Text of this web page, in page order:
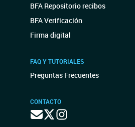
BFA Repositorio recibos
BFA Verificación
Firma digital
FAQ Y TUTORIALES
Preguntas Frecuentes
CONTACTO